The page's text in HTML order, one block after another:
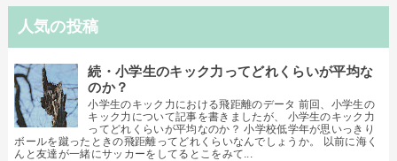
人気の投稿
続・小学生のキック力ってどれくらいが平均な
のか？
小学生のキック力における飛距離のデータ 前回、小学生の
キック力について記事を書きましたが、 小学生のキック力
ってどれくらいが平均なのか？ 小学校低学年が思いっきり
ボールを蹴ったときの飛距離ってどれくらいなんでしょうか。 以前に海く
んと友達が一緒にサッカーをしてるとこをみて...